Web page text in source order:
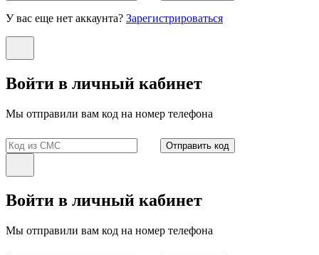
У вас еще нет аккаунта? Зарегистрироваться
Войти в личный кабинет
Мы отправили вам код на номер телефона
Отправить код
Войти в личный кабинет
Мы отправили вам код на номер телефона